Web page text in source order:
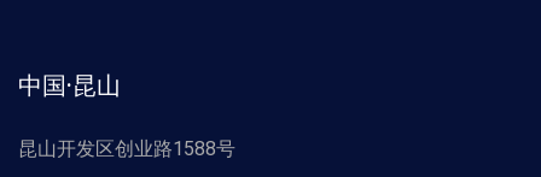
中国·昆山
昆山开发区创业路1588号